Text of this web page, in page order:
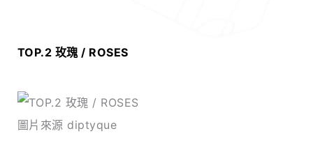
TOP.2 玫瑰 / ROSES
圖片來源 diptyque